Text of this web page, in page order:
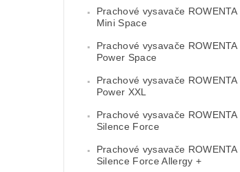
Prachové vysavače ROWENTA
Mini Space
Prachové vysavače ROWENTA
Power Space
Prachové vysavače ROWENTA
Power XXL
Prachové vysavače ROWENTA
Silence Force
Prachové vysavače ROWENTA
Silence Force Allergy +